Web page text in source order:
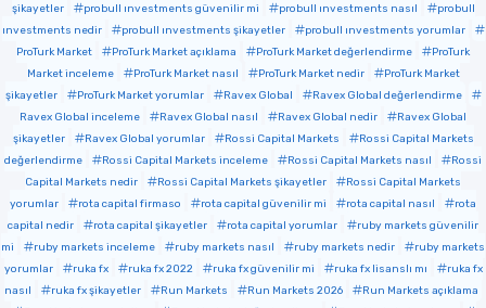
şikayetler
probull ınvestments güvenilir mi probull ınvestments nasıl
probull
ınvestments nedir
probull ınvestments şikayetler
probull ınvestments yorumlar
ProTurk Market
ProTurk Market açıklama ProTurk Market değerlendirme
ProTurk
Market inceleme
ProTurk Market nasıl ProTurk Market nedir
ProTurk Market
şikayetler
ProTurk Market yorumlar Ravex Global
Ravex Global değerlendirme
Ravex Global inceleme
Ravex Global nasıl Ravex Global nedir
Ravex Global
şikayetler
Ravex Global yorumlar Rossi Capital Markets
Rossi Capital Markets
değerlendirme
Rossi Capital Markets inceleme Rossi Capital Markets nasıl
Rossi
Capital Markets nedir
Rossi Capital Markets şikayetler
Rossi Capital Markets
yorumlar
rota capital firmaso rota capital güvenilir mi rota capital nasıl
rota
capital nedir
rota capital şikayetler rota capital yorumlar
ruby markets güvenilir
mi
ruby markets inceleme ruby markets nasıl ruby markets nedir
ruby markets
yorumlar
ruka fx ruka fx 2022 ruka fx güvenilir mi ruka fx lisanslı mı
ruka fx
nasıl
ruka fx şikayetler Run Markets Run Markets 2026
Run Markets açıklama